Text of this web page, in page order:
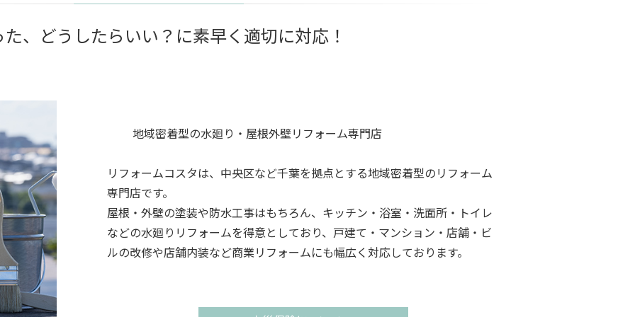
、どうしたらいい？に素早く適切に対応！
地域密着型の水廻り・屋根外壁リフォーム専門店
リフォームコスタは、中央区など千葉を拠点とする地域密着型のリフォーム
専門店です。
屋根・外壁の塗装や防水工事はもちろん、キッチン・浴室・洗面所・トイレ
などの水廻りリフォームを得意としており、戸建て・マンション・店舗・ビ
ルの改修や店舗内装など商業リフォームにも幅広く対応しております。